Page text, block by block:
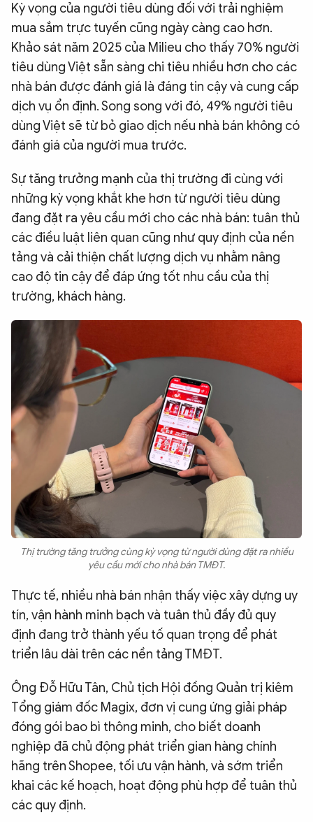
eMagazine
Podcast
Video Ảnh
Infographic
Chuyên trangAn ninh thế giới Văn nghệ Công an
Chuyên đề
Kỳ vọng của người tiêu dùng đối với trải nghiệm
mua sắm trực tuyến cũng ngày càng cao hơn.
Khảo sát năm 2025 của Milieu cho thấy 70% người
tiêu dùng Việt sẵn sàng chi tiêu nhiều hơn cho các
nhà bán được đánh giá là đáng tin cậy và cung cấp
dịch vụ ổn định. Song song với đó, 49% người tiêu
dùng Việt sẽ từ bỏ giao dịch nếu nhà bán không có
đánh giá của người mua trước.
Sự tăng trưởng mạnh của thị trường đi cùng với
những kỳ vọng khắt khe hơn từ người tiêu dùng
đang đặt ra yêu cầu mới cho các nhà bán: tuân thủ
các điều luật liên quan cũng như quy định của nền
tảng và cải thiện chất lượng dịch vụ nhằm nâng
cao độ tin cậy để đáp ứng tốt nhu cầu của thị
trường, khách hàng.
Thị trường tăng trưởng cùng kỳ vọng từ người dùng đặt ra nhiều
yêu cầu mới cho nhà bán TMĐT.
Thực tế, nhiều nhà bán nhận thấy việc xây dựng uy
tín, vận hành minh bạch và tuân thủ đầy đủ quy
định đang trở thành yếu tố quan trọng để phát
triển lâu dài trên các nền tảng TMĐT.
Ông Đỗ Hữu Tân, Chủ tịch Hội đồng Quản trị kiêm
Tổng giám đốc Magix, đơn vị cung ứng giải pháp
đóng gói bao bì thông minh, cho biết doanh
nghiệp đã chủ động phát triển gian hàng chính
hãng trên Shopee, tối ưu vận hành, và sớm triển
khai các kế hoạch, hoạt động phù hợp để tuân thủ
các quy định.